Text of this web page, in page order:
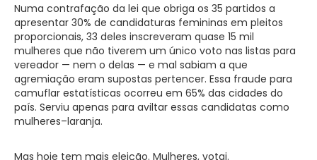
Numa contrafação da lei que obriga os 35 partidos a
apresentar 30% de candidaturas femininas em pleitos
proporcionais, 33 deles inscreveram quase 15 mil
mulheres que não tiverem um único voto nas listas para
vereador — nem o delas — e mal sabiam a que
agremiação eram supostas pertencer. Essa fraude para
camuflar estatísticas ocorreu em 65% das cidades do
país. Serviu apenas para aviltar essas candidatas como
mulheres–laranja.
Mas hoje tem mais eleição. Mulheres, votai.